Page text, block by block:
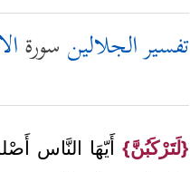
تفسير الجلالين سورة
{لَتَرْكَبُنَّ}أَيّهَا النَّاس